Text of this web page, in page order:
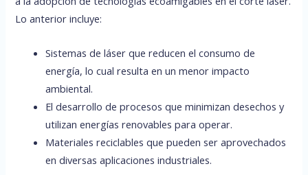
Lo anterior incluye:
Sistemas de láser que reducen el consumo de
energía, lo cual resulta en un menor impacto
ambiental.
El desarrollo de procesos que minimizan desechos y
utilizan energías renovables para operar.
Materiales reciclables que pueden ser aprovechados
en diversas aplicaciones industriales.